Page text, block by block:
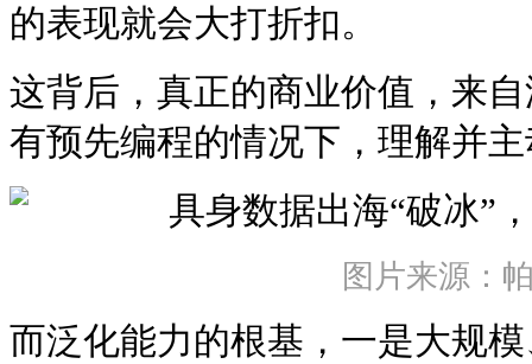
的表现就会大打折扣。
这背后，真正的商业价值，来
有预先编程的情况下，理解并
图片来源：
而泛化能力的根基，一是大规